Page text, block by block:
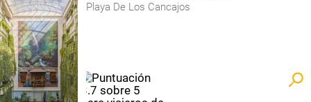
Playa De Los Cancajos